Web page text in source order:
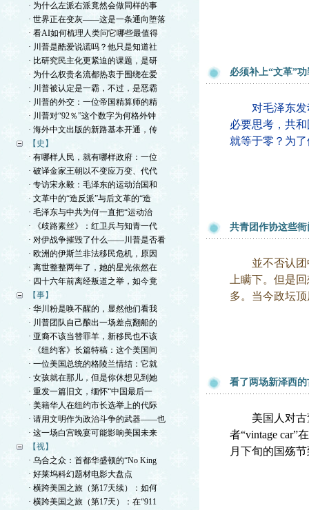
· 为什么左派右派竟然会做同样的事
· 世界正在变灰——这是一条通向堕落
· 看AI如何梳理人类问它哪些最值得
· 川普是酷爱说谎吗？他只是知道社
· 比研究民主化更紧迫的课题，是研
· 为什么权贵名流都热衷于围绕在爱
· 川普被认定是一霸，不过，是恶霸
· 川普的外交：一位帝国精算师的精
· 川普对“92％”这个数字为何格外钟
· 海外中文出版的新路基本开通，传
【史】
· 有哪样人民，就有哪样政府：一位
· 破译金家王朝以不变应万变、代代
· 专访宋永毅：毛泽东的运动治国和
· 文革中的“造反派”与后文革的“造
· 毛泽东与中共为何一直把“运动治
· 《歧路素丝》：红卫兵与知青一代
· 对伊战争摧毁了什么——川普是否看
· 欧洲的伊斯兰非法移民危机，原因
· 离世整整两年了，她的星光依然在
· 四十六年前离经叛道之举，如今竟
【事】
· 华川粉是唤不醒的，显然他们看我
· 川普团队自己酿出一场差点翻船的
· 亚裔不该当替罪羊，新移民也不该
· 《纽约客》长篇特稿：这个美国间
· 一位美国总统的格陵兰情结：它就
· 女孩就在那儿，但是你休想见到她
· 重发一篇旧文，缅怀“中国最后一
· 美籍华人在纽约市长选举上的代际
· 请用文明作为政治斗争的武器——也
· 这一场白宫晚宴可能影响美国未来
【视】
· 乌合之众：首都华盛顿的“No King
· 好莱坞科幻题材电影大盘点
· 横跨美国之旅（第17天续）：如何
· 横跨美国之旅（第17天）：在“911
必须补上“文革”
对毛泽东发动
必要思考，共
就等于零？为
共青团作协这些
並不否认团中
上瞒下。但是
多。当今政坛
看了两场新泽西
美国人对古董
者“vintage car”
月下旬的国殇